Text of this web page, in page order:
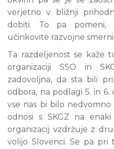
verjetno v bližnji
dobiti. To pa pomeni,
učinkovite razvojne
Ta razdeljenost se kaže
organizaciji SSO in
zadovoljna, da sta bili
odbora, na podlagi 5. in 6.
vse nas bi bilo
odnosi s SKGZ na
organizacij vzdržuje z
volijo Slovenci. Se pa